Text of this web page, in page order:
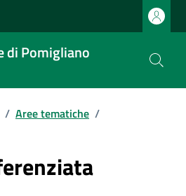
di Pomigliano
/ Aree tematiche /